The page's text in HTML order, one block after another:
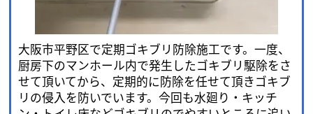
大阪市平野区で定期ゴキブリ防除施工です。一度、
厨房下のマンホール内で発生したゴキブリ駆除をさ
せて頂いてから、定期的に防除を任せて頂きゴキブ
リの侵入を防いでいます。今回も水廻り・キッチ